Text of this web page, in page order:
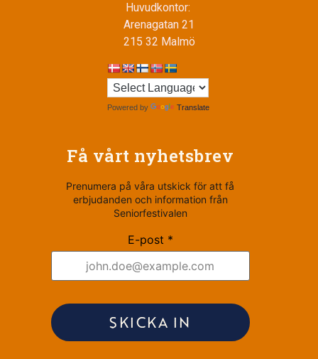
Huvudkontor:
Arenagatan 21
215 32 Malmö
Powered by Translate
Få vårt nyhetsbrev
Prenumera på våra utskick för att få
erbjudanden och information från
Seniorfestivalen
E-post *
SKICKA IN